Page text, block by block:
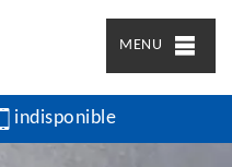
MENU
indisponible